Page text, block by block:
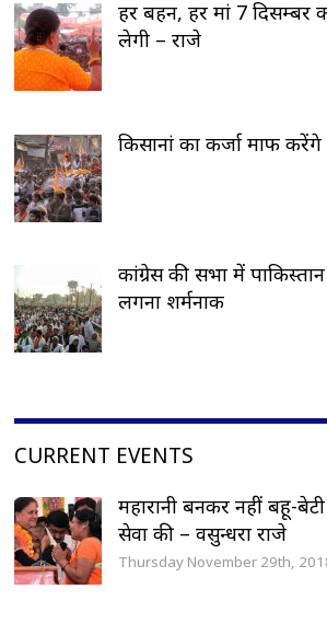
हर बहन, हर मां 7 दिसम्बर
लेगी – राजे
किसानां का कर्जा माफ करेंगे
कांग्रेस की सभा में
लगना शर्मनाक
CURRENT EVENTS
महारानी बनकर नहीं बहू-
सेवा की – वसुन्धरा राजे
Thursday November 29th,